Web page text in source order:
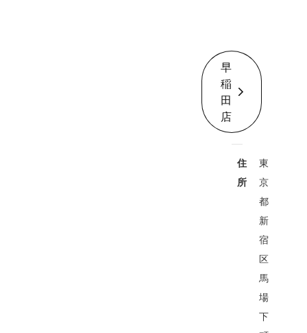
早
稲
田
店
住
所
東
京
都
新
宿
区
馬
場
下